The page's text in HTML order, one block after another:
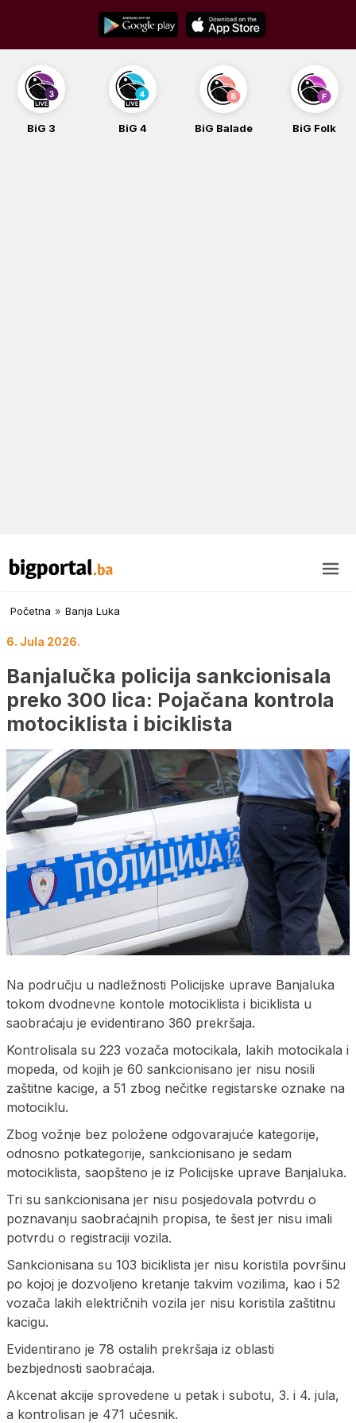
content
BiG 3 BiG 4 BiG Balade BiG Folk
Početna » Banja Luka
6. Jula 2026.
Banjalučka policija sankcionisala
preko 300 lica: Pojačana kontrola
motociklista i biciklista
Na području u nadležnosti Policijske uprave Banjaluka
tokom dvodnevne kontole motociklista i biciklista u
saobraćaju je evidentirano 360 prekršaja.
Kontrolisala su 223 vozača motocikala, lakih motocikala i
mopeda, od kojih je 60 sankcionisano jer nisu nosili
zaštitne kacige, a 51 zbog nečitke registarske oznake na
motociklu.
Zbog vožnje bez položene odgovarajuće kategorije,
odnosno potkategorije, sankcionisano je sedam
motociklista, saopšteno je iz Policijske uprave Banjaluka.
Tri su sankcionisana jer nisu posjedovala potvrdu o
poznavanju saobraćajnih propisa, te šest jer nisu imali
potvrdu o registraciji vozila.
Sankcionisana su 103 biciklista jer nisu koristila površinu
po kojoj je dozvoljeno kretanje takvim vozilima, kao i 52
vozača lakih električnih vozila jer nisu koristila zaštitnu
kacigu.
Evidentirano je 78 ostalih prekršaja iz oblasti
bezbjednosti saobraćaja.
Akcenat akcije sprovedene u petak i subotu, 3. i 4. jula,
a kontrolisan je 471 učesnik.